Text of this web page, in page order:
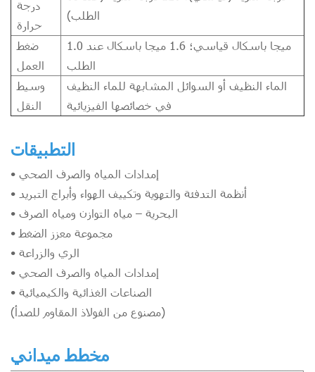
درجة
حرارة
الطلب)
ضغط
العمل
1.0 ميجا باسكال قياسي؛ 1.6 ميجا باسكال عند
الطلب
وسيط
النقل
الماء النظيف أو السوائل المشابهة للماء النظيف
في خصائصها الفيزيائية
التطبيقات
• إمدادات المياه والصرف الصحي
• أنظمة التدفئة والتهوية وتكييف الهواء وأبراج التبريد
• البحرية – مياه التوازن ومياه الصرف
• مجموعة معزز الضغط
• الري والزراعة
• إمدادات المياه والصرف الصحي
• الصناعات الغذائية والكيميائية
(مصنوع من الفولاذ المقاوم للصدأ)
مخطط ميداني